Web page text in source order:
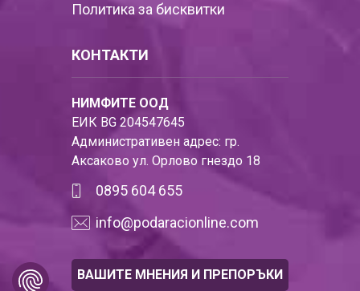
Политика за бисквитки
КОНТАКТИ
НИМФИТЕ ООД
ЕИК BG 204547645
Административен адрес: гр.
Аксаково ул. Орлово гнездо 18
0895 604 655
info@podaracionline.com
ВАШИТЕ МНЕНИЯ И ПРЕПОРЪКИ